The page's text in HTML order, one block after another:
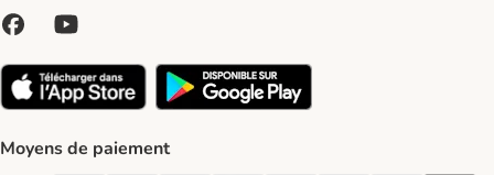
Moyens de paiement